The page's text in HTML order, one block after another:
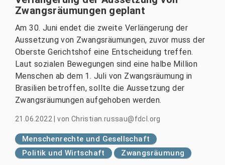
Zwangsräumungen geplant
Am 30. Juni endet die zweite Verlängerung der
Aussetzung von Zwangsräumungen, zuvor muss der
Oberste Gerichtshof eine Entscheidung treffen.
Laut sozialen Bewegungen sind eine halbe Million
Menschen ab dem 1. Juli von Zwangsräumung in
Brasilien betroffen, sollte die Aussetzung der
Zwangsräumungen aufgehoben werden.
21.06.2022 |von Christian.russau@fdcl.org
Menschenrechte und Gesellschaft
Politik und Wirtschaft
Zwangsräumung